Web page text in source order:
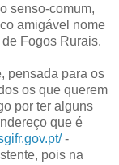
senso-comum,
amigável nome
Fogos Rurais.
pensada para os
os que querem
por ter alguns
que é
-
pois na